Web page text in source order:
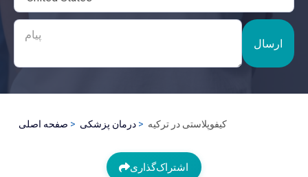
ارسال
صفحه اصلی درمان پزشکی کیفوپلاستی در ترکیه
اشتراک‌گذاری